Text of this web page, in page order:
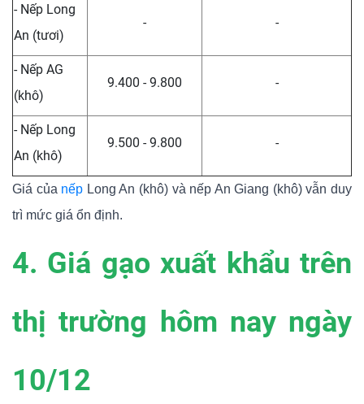
- Nếp Long
An (tươi)
- -
- Nếp AG
(khô)
9.400 - 9.800 -
- Nếp Long
An (khô)
9.500 - 9.800 -
Giá của nếp Long An (khô) và nếp An Giang (khô) vẫn duy
trì mức giá ổn định.
4. Giá gạo xuất khẩu trên
thị trường hôm nay ngày
10/12